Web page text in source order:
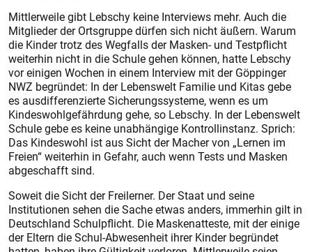
Mittlerweile gibt Lebschy keine Interviews mehr. Auch die
Mitglieder der Ortsgruppe dürfen sich nicht äußern. Warum
die Kinder trotz des Wegfalls der Masken- und Testpflicht
weiterhin nicht in die Schule gehen können, hatte Lebschy
vor einigen Wochen in einem Interview mit der Göppinger
NWZ begründet: In der Lebenswelt Familie und Kitas gebe
es ausdifferenzierte Sicherungssysteme, wenn es um
Kindeswohlgefährdung gehe, so Lebschy. In der Lebenswelt
Schule gebe es keine unabhängige Kontrollinstanz. Sprich:
Das Kindeswohl ist aus Sicht der Macher von „Lernen im
Freien“ weiterhin in Gefahr, auch wenn Tests und Masken
abgeschafft sind.
Soweit die Sicht der Freilerner. Der Staat und seine
Institutionen sehen die Sache etwas anders, immerhin gilt in
Deutschland Schulpflicht. Die Maskenatteste, mit der einige
der Eltern die Schul-Abwesenheit ihrer Kinder begründet